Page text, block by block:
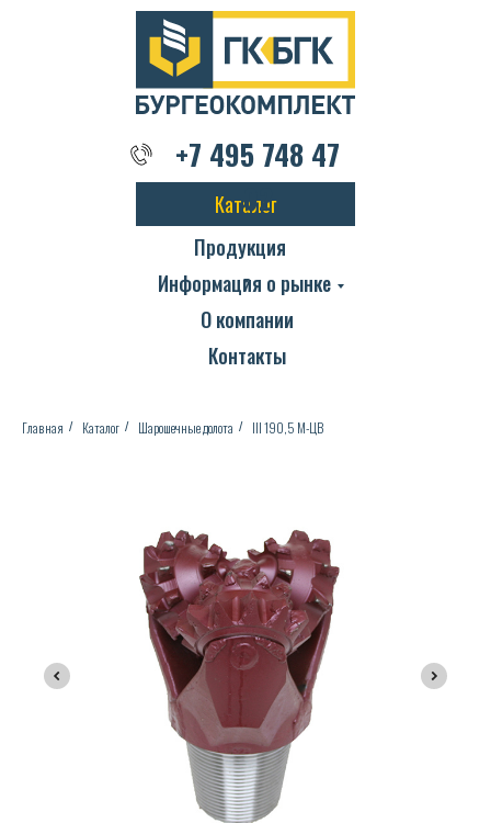
Каталог
Продукция
О компании
Контакты
+7 495 748 47
02
Информация о рынке
+7 495 748 47 02
Главная / Каталог / Шарошечные долота / III 190,5 М-ЦВ